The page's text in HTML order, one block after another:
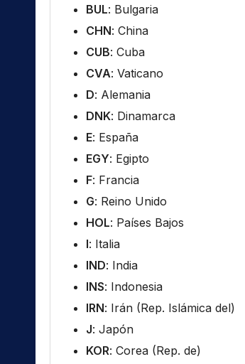
BUL: Bulgaria
CHN: China
CUB: Cuba
CVA: Vaticano
D: Alemania
DNK: Dinamarca
E: España
EGY: Egipto
F: Francia
G: Reino Unido
HOL: Países Bajos
I: Italia
IND: India
INS: Indonesia
IRN: Irán (Rep. Islámica del)
J: Japón
KOR: Corea (Rep. de)